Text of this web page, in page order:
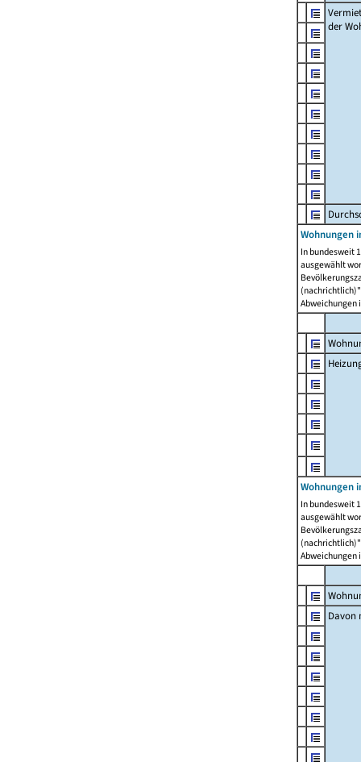
der
Wohnungen
In bundesweit
ausgewählt
Abweichungen
Wohnungen
In bundesweit
ausgewählt
Abweichungen
Davon